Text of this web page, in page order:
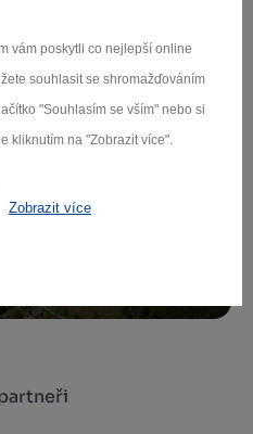
vám poskytli co nejlepší online
souhlasit se shromažďováním
"Souhlasím se vším" nebo si
kliknutím na "Zobrazit více".
Zobrazit více
našeho newsletteru